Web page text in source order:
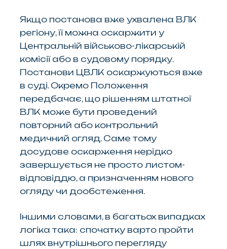
Якщо постанова вже ухвалена ВЛК
регіону, її можна оскаржити у
Центральній військово-лікарській
комісії або в судовому порядку.
Постанови ЦВЛК оскаржуються вже
в суді. Окремо Положення
передбачає, що рішенням штатної
ВЛК може бути проведений
повторний або контрольний
медичний огляд. Саме тому
досудове оскарження нерідко
завершується не просто листом-
відповіддю, а призначенням нового
огляду чи дообстеження.
Іншими словами, в багатьох випадках
логіка така: спочатку варто пройти
шлях внутрішнього перегляду